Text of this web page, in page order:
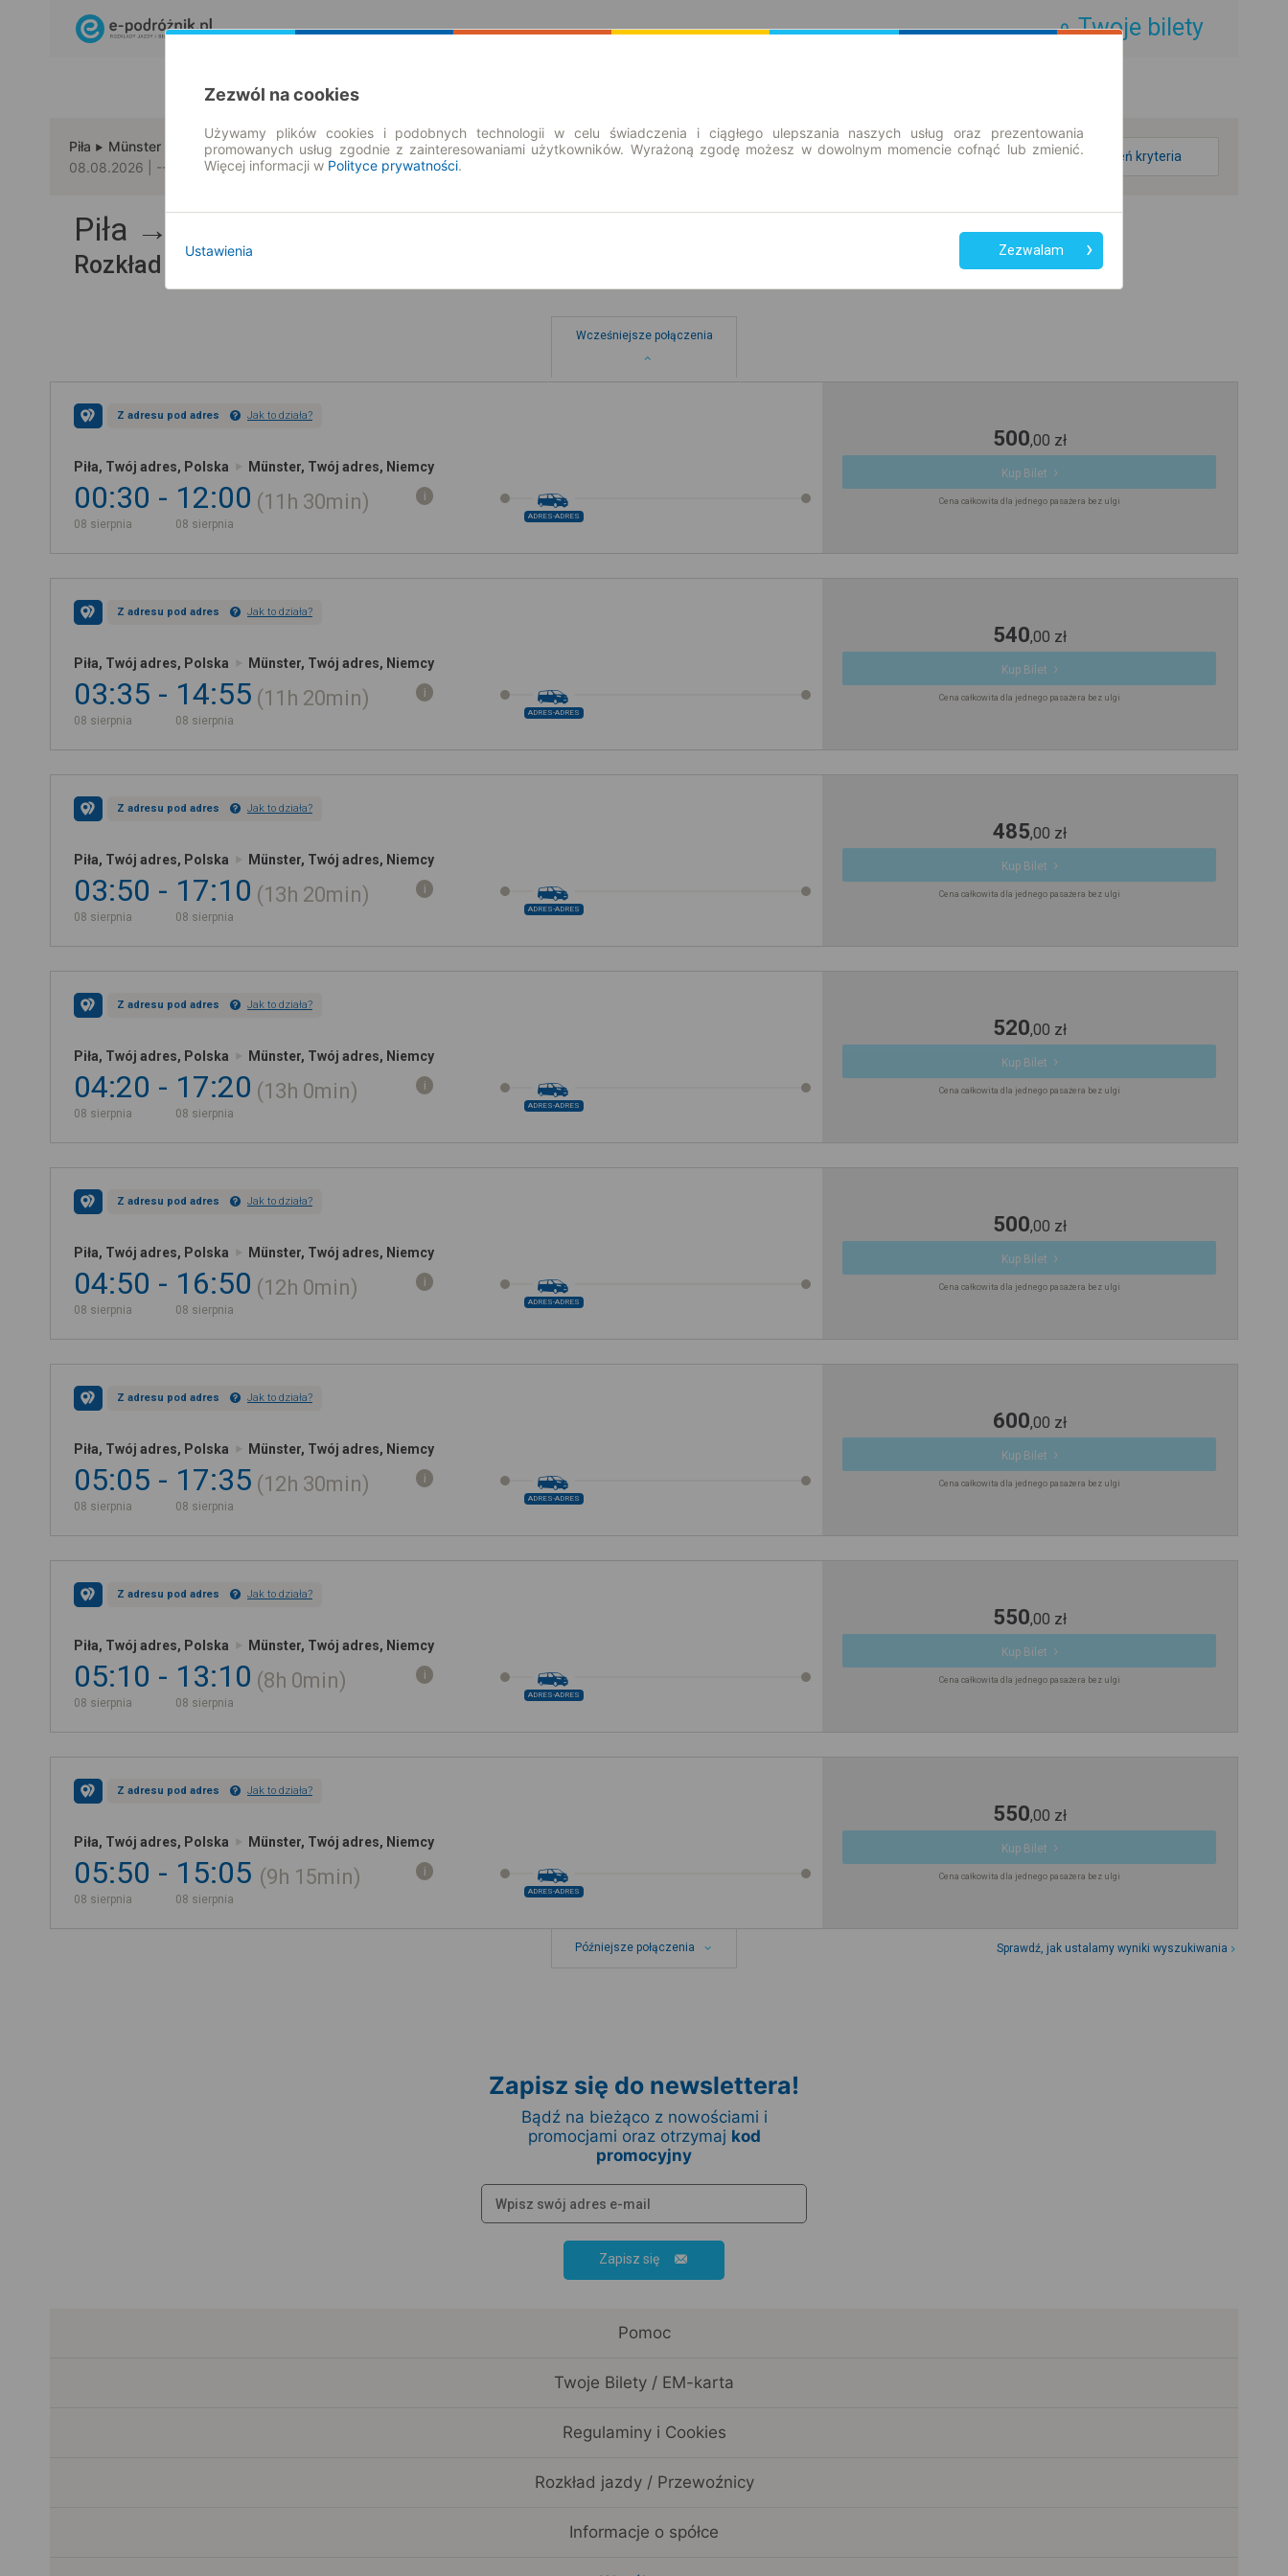
Twoje bilety
Piła
Münster
08.08.2026 | -- : --
zmień kryteria
Piła → Münster
Rozkład jazdy i bilety
Wcześniejsze połączenia
Z adresu pod adres Jak to działa?
Piła, Twój adres, Polska Münster, Twój adres, Niemcy
00:30
08 sierpnia
12:00
08 sierpnia
11h 30min
ADRES-ADRES
500,00 zł
Kup Bilet
Cena całkowita dla jednego pasażera bez ulgi
Z adresu pod adres Jak to działa?
Piła, Twój adres, Polska Münster, Twój adres, Niemcy
03:35
08 sierpnia
14:55
08 sierpnia
11h 20min
ADRES-ADRES
540,00 zł
Kup Bilet
Cena całkowita dla jednego pasażera bez ulgi
Z adresu pod adres Jak to działa?
Piła, Twój adres, Polska Münster, Twój adres, Niemcy
03:50
08 sierpnia
17:10
08 sierpnia
13h 20min
ADRES-ADRES
485,00 zł
Kup Bilet
Cena całkowita dla jednego pasażera bez ulgi
Z adresu pod adres Jak to działa?
Piła, Twój adres, Polska Münster, Twój adres, Niemcy
04:20
08 sierpnia
17:20
08 sierpnia
13h 0min
ADRES-ADRES
520,00 zł
Kup Bilet
Cena całkowita dla jednego pasażera bez ulgi
Z adresu pod adres Jak to działa?
Piła, Twój adres, Polska Münster, Twój adres, Niemcy
04:50
08 sierpnia
16:50
08 sierpnia
12h 0min
ADRES-ADRES
500,00 zł
Kup Bilet
Cena całkowita dla jednego pasażera bez ulgi
Z adresu pod adres Jak to działa?
Piła, Twój adres, Polska Münster, Twój adres, Niemcy
05:05
08 sierpnia
17:35
08 sierpnia
12h 30min
ADRES-ADRES
600,00 zł
Kup Bilet
Cena całkowita dla jednego pasażera bez ulgi
Z adresu pod adres Jak to działa?
Piła, Twój adres, Polska Münster, Twój adres, Niemcy
05:10
08 sierpnia
13:10
08 sierpnia
8h 0min
ADRES-ADRES
550,00 zł
Kup Bilet
Cena całkowita dla jednego pasażera bez ulgi
Z adresu pod adres Jak to działa?
Piła, Twój adres, Polska Münster, Twój adres, Niemcy
05:50
08 sierpnia
15:05
08 sierpnia
9h 15min
ADRES-ADRES
550,00 zł
Kup Bilet
Cena całkowita dla jednego pasażera bez ulgi
Późniejsze połączenia Sprawdź, jak ustalamy wyniki wyszukiwania
Zapisz się do newslettera!
Bądź na bieżąco z nowościami i
promocjami oraz otrzymaj kod
promocyjny
Zapisz się
Pomoc
Twoje Bilety / EM-karta
Regulaminy i Cookies
Rozkład jazdy / Przewoźnicy
Informacje o spółce
Zezwól na cookies
Używamy plików cookies i podobnych technologii w celu świadczenia i ciągłego ulepszania naszych usług oraz prezentowania
promowanych usług zgodnie z zainteresowaniami użytkowników. Wyrażoną zgodę możesz w dowolnym momencie cofnąć lub zmienić.
Więcej informacji w Polityce prywatności.
Ustawienia Zezwalam